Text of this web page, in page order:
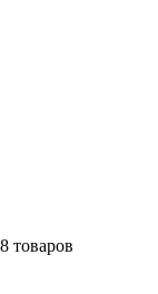
товаров